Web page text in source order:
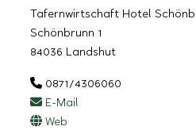
Tafernwirtschaft Hotel
Schönbrunn 1
84036 Landshut
0871/4306060
E-Mail
Web